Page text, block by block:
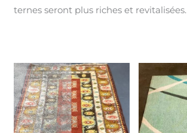
ternes seront plus riches et revitalisées.